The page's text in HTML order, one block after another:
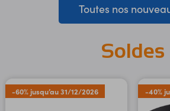
Toutes nos
Soldes
-60% jusqu’au 31/12/2026 -40%